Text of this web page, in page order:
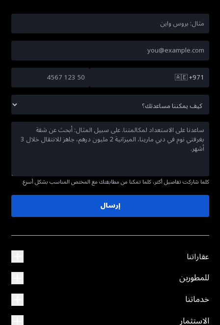
🇦🇪+971
كلما شاركت تفاصيل أكثر، كلما تمكنا من مطابقتك مع المختص المناسب بشكل أسرع.
إرسال
عقاراتنا
للمطورين
خدماتنا
الاستثمار